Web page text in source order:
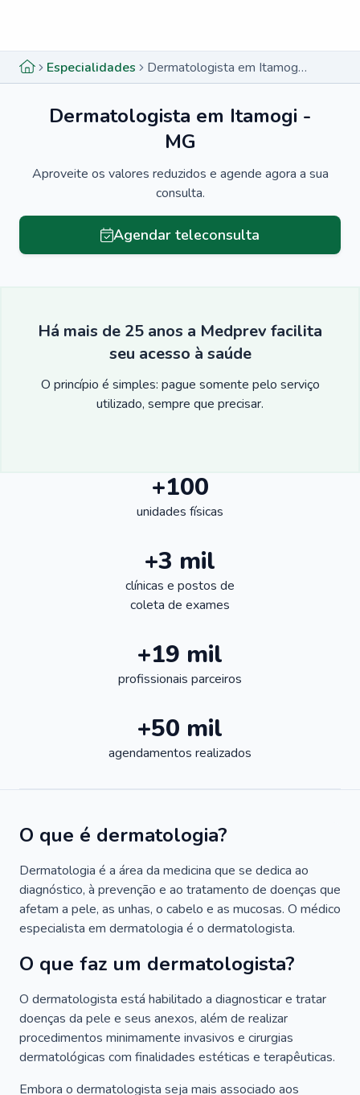
Especialidades Dermatologista em Itamogi - MG
Dermatologista em Itamogi -
MG
Aproveite os valores reduzidos e agende agora a sua
consulta.
Agendar teleconsulta
Há mais de 25 anos a Medprev facilita
seu acesso à saúde
O princípio é simples: pague somente pelo serviço
utilizado, sempre que precisar.
+100
unidades físicas
+3 mil
clínicas e postos de
coleta de exames
+19 mil
profissionais parceiros
+50 mil
agendamentos realizados
O que é dermatologia?
Dermatologia é a área da medicina que se dedica ao
diagnóstico, à prevenção e ao tratamento de doenças que
afetam a pele, as unhas, o cabelo e as mucosas. O médico
especialista em dermatologia é o dermatologista.
O que faz um dermatologista?
O dermatologista está habilitado a diagnosticar e tratar
doenças da pele e seus anexos, além de realizar
procedimentos minimamente invasivos e cirurgias
dermatológicas com finalidades estéticas e terapêuticas.
Embora o dermatologista seja mais associado aos